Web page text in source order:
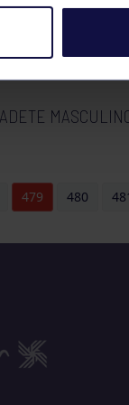
FEMENINO
479 480